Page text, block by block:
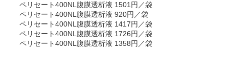
ペリセート400NL腹膜透析液 1501円／袋
ペリセート400NL腹膜透析液 920円／袋
ペリセート400NL腹膜透析液 1417円／袋
ペリセート400NL腹膜透析液 1726円／袋
ペリセート400NL腹膜透析液 1358円／袋